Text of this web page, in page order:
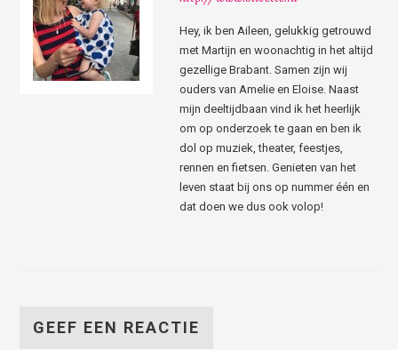
Hey, ik ben Aileen, gelukkig getrouwd
met Martijn en woonachtig in het altijd
gezellige Brabant. Samen zijn wij
ouders van Amelie en Eloise. Naast
mijn deeltijdbaan vind ik het heerlijk
om op onderzoek te gaan en ben ik
dol op muziek, theater, feestjes,
rennen en fietsen. Genieten van het
leven staat bij ons op nummer één en
dat doen we dus ook volop!
GEEF EEN REACTIE